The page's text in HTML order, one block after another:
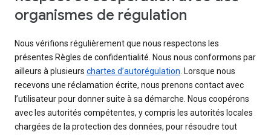
organismes de régulation
Nous vérifions régulièrement que nous respectons les
présentes Règles de confidentialité. Nous nous conformons par
ailleurs à plusieurs chartes d’autorégulation. Lorsque nous
recevons une réclamation écrite, nous prenons contact avec
l’utilisateur pour donner suite à sa démarche. Nous coopérons
avec les autorités compétentes, y compris les autorités locales
chargées de la protection des données, pour résoudre tout